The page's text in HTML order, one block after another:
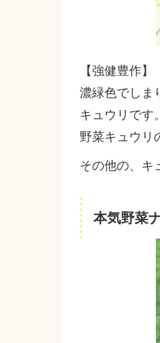
【強健豊作】
濃緑色でしま
キュウリです
野菜キュウリ
その他の、キ
本気野菜